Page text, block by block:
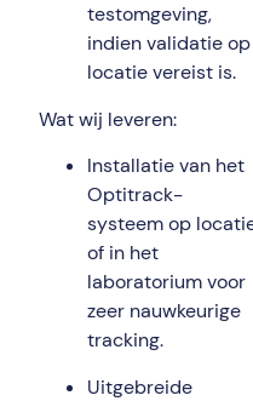
testomgeving,
indien validatie op
locatie vereist is.
Wat wij leveren:
Installatie van het
Optitrack-
systeem op
of in het
laboratorium voor
zeer nauwkeurige
tracking.
Uitgebreide